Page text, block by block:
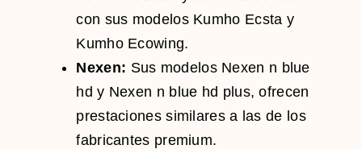
con sus modelos Kumho Ecsta y
Kumho Ecowing.
Nexen: Sus modelos Nexen n blue
hd y Nexen n blue hd plus, ofrecen
prestaciones similares a las de los
fabricantes premium.